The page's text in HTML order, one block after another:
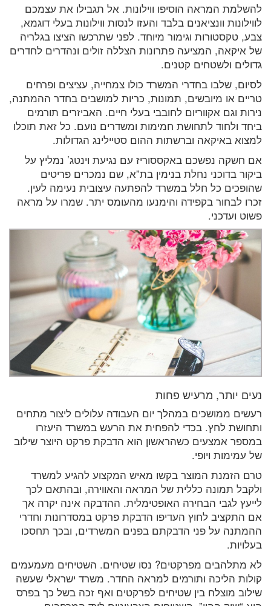
להשלמת המראה הוסיפו ווילונות. אל תגבילו את עצמכם
לווילונות וונציאנים בלבד והעזו לנסות ווילונות בעלי דוגמא,
צבע, טקסטורות וגימור מיוחד. לפני שתרכשו הציצו בגלריה
של איקאה, המציעה פתרונות הצללה זולים ונהדרים לחדרים
גדולים ולשטחים קטנים.
לסיום, שלבו בחדרי המשרד כולו צמחייה, עציצים ופרחים
טריים או מיובשים, תמונות, כריות למושבים בחדר ההמתנה,
נירות וגם אקווריום לחובבי בעלי חיים. האביזרים תורמים
ביחד ולחוד לתחושת חמימות ומשדרים נועם. כל זאת תוכלו
למצוא באיקאה וברשתות ההום סטיילינג הגדולות.
אם חשקה נפשכם באקססוריז עם נגיעת וינטג’ נמליץ על
ביקור בדוכני נחלת בנימין בת”א, שם נמכרים פריטים
שהופכים כל חלל במשרד להפתעה עיצובית נעימה לעין.
זכרו לבחור בקפידה והימנעו מהעומס יתר. שמרו על מראה
פשוט ועדכני.
נעים יותר, מרעיש פחות
רעשים ממושכים במהלך יום העבודה עלולים ליצור מתחים
ותחושת לחץ. בכדי להפחית את הרעש במשרד היעזרו
במספר אמצעים כשהראשון הוא הדבקת פרקט היוצר שילוב
של עמימות ויופי.
טרם הזמנת המוצר בקשו מאיש המקצוע להגיע למשרד
ולקבל תמונה כללית של המראה והאווירה, ובהתאם לכך
לייעץ לגבי הבחירה האופטימלית. ההדבקה אינה יקרה אך
אם התקציב לחוץ העדיפו הדבקת פרקט במסדרונות וחדרי
ההמתנה על פני הדבקתם בפנים המשרדים, ובכך תחסכו
בעלויות.
לא מתלהבים מפרקטים? נסו שטיחים. השטיחים מעמעמים
קולות הליכה ותורמים למראה החדר. משרד ישראלי שעשה
שילוב מוצלח בין שטיחים לפרקטים ואף זכה בשל כך בפרס